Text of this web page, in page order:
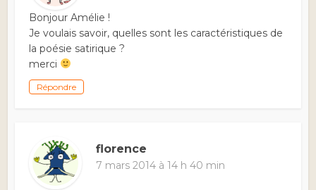
Bonjour Amélie !
Je voulais savoir, quelles sont les caractéristiques de
la poésie satirique ?
merci
Répondre
florence
7 mars 2014 à 14 h 40 min